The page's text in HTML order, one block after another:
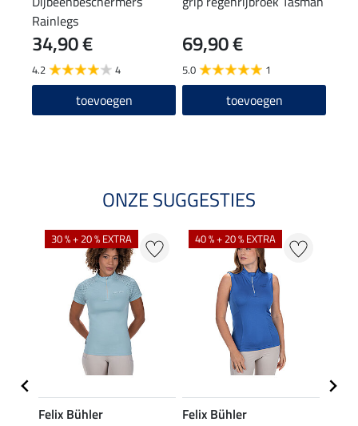
Rainlegs
34,90 €
4.2 4
toevoegen
69,90 €
5.0 1
toevoegen
ONZE SUGGESTIES
30 % + 20 % EXTRA
Felix Bühler
40 % + 20 % EXTRA
Felix Bühler